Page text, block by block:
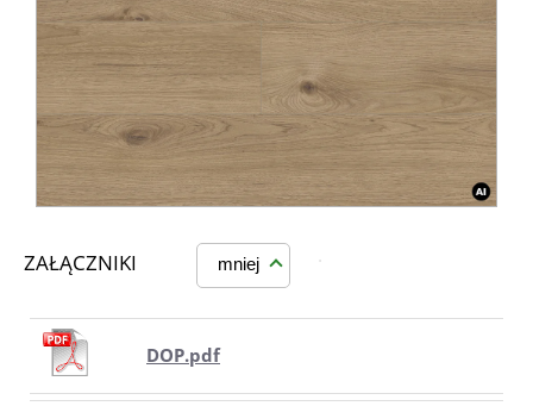
ZAŁĄCZNIKI mniej
DOP.pdf